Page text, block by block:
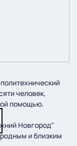
человек,
помощью.
Новгород"
и близким